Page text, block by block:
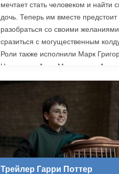
мечтает стать человеком и найти
дочь. Теперь им вместе предстоит
разобраться со своими
сразиться с могущественным
Роли также исполнили Марк
Надежда и Анна Михалковы, Аскар
«Хоттабыч» выйдет в прокат 1
Трейлер Гарри Поттер